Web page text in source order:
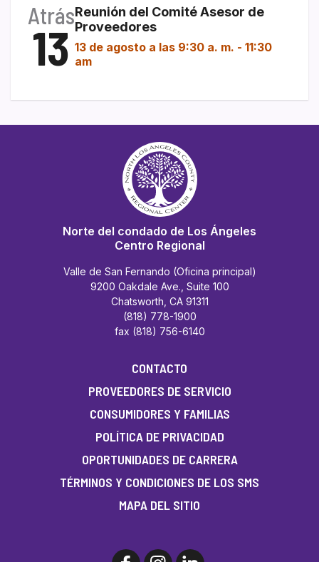
Atrás
13
Reunión del Comité Asesor de
Proveedores
13 de agosto a las 9:30 a. m. - 11:30
am
Norte del condado de Los Ángeles
Centro Regional
Valle de San Fernando (Oficina principal)
9200 Oakdale Ave., Suite 100
Chatsworth, CA 91311
(818) 778-1900
fax (818) 756-6140
CONTACTO
PROVEEDORES DE SERVICIO
CONSUMIDORES Y FAMILIAS
POLÍTICA DE PRIVACIDAD
OPORTUNIDADES DE CARRERA
TÉRMINOS Y CONDICIONES DE LOS SMS
MAPA DEL SITIO